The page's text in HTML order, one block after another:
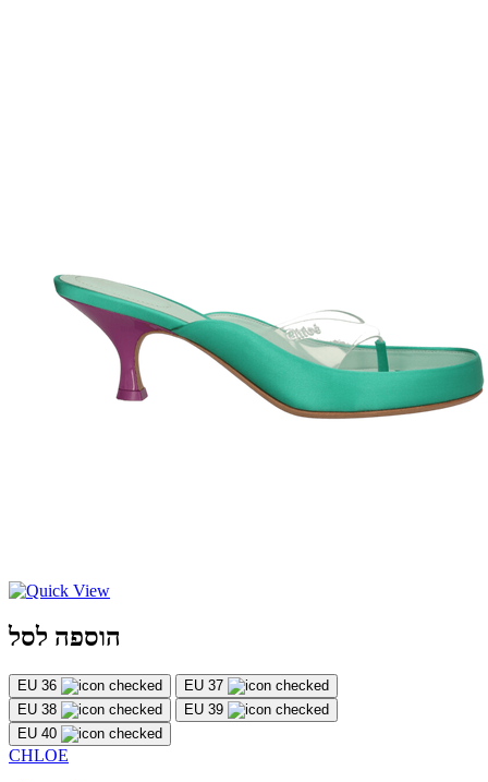
הוספה לסל
EU 36
EU 37
EU 38
EU 39
EU 40
CHLOE